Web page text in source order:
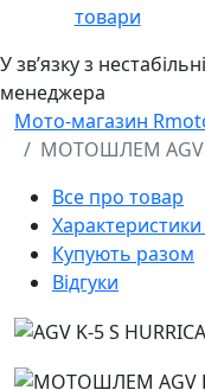
товари
У звʼязку з
менеджера
Мото-магазин
МОТОШЛЕМ AGV
Все про товар
Купують разом
Відгуки